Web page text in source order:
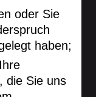
oder Sie
haben;
die Sie uns